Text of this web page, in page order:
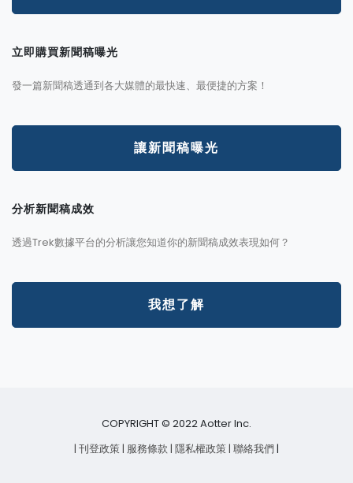
立即購買新聞稿曝光
發一篇新聞稿透通到各大媒體的最快速、最便捷的方案！
讓新聞稿曝光
分析新聞稿成效
透過Trek數據平台的分析讓您知道你的新聞稿成效表現如何？
我想了解
COPYRIGHT © 2022 Aotter Inc.
| 刊登政策 | 服務條款 | 隱私權政策 | 聯絡我們 |